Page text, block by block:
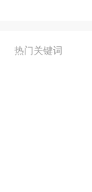
热门关键词